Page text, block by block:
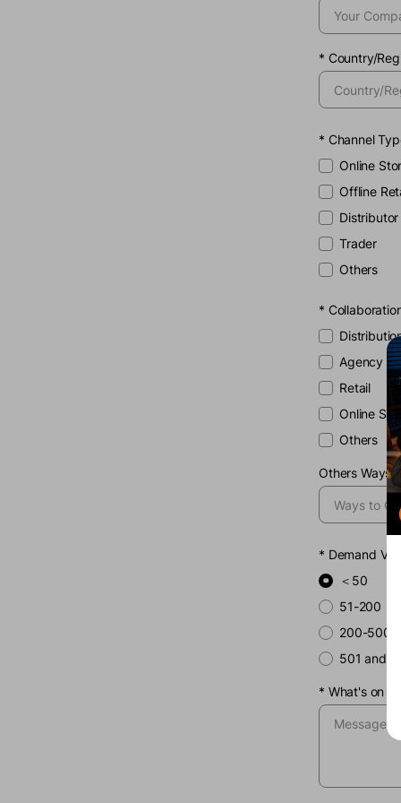
* Country/
* Channel
Online
Offline
Distributor
Trader
Others
*
Agency
Retail
Online Sales
Others
Others Ways
* Demand
＜50
51-200
200-500
501 and
* What's on